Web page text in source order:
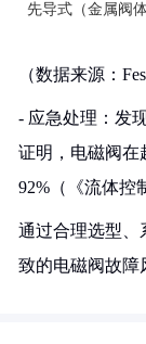
先导式（金属阀体
（数据来源：
- 应急处理：发
证明，电磁阀在
92%（《流体控
通过合理选型、
致的电磁阀故障